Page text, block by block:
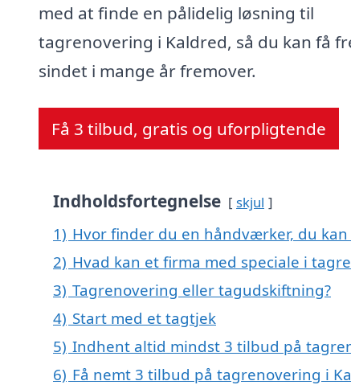
med at finde en pålidelig løsning til
tagrenovering i Kaldred, så du kan få
sindet i mange år fremover.
Få 3 tilbud, gratis og uforpligtende
Indholdsfortegnelse skjul
1) Hvor finder du en håndværker, du
2) Hvad kan et firma med speciale i
3) Tagrenovering eller tagudskiftning?
4) Start med et tagtjek
5) Indhent altid mindst 3 tilbud på
6) Få nemt 3 tilbud på tagrenovering i